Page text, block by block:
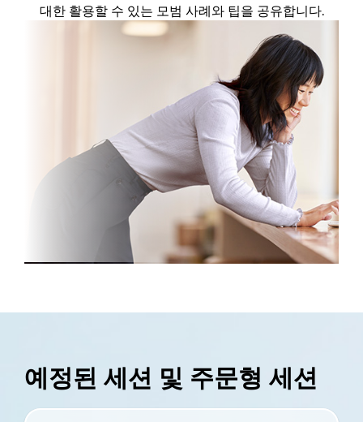
대한 활용할 수 있는 모범 사례와 팁을 공유합니다.
예정된 세션 및 주문형 세션